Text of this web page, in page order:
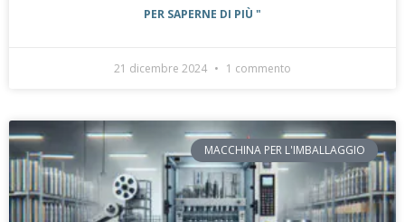
PER SAPERNE DI PIÙ "
21 dicembre 2024 1 commento
MACCHINA PER L'IMBALLAGGIO